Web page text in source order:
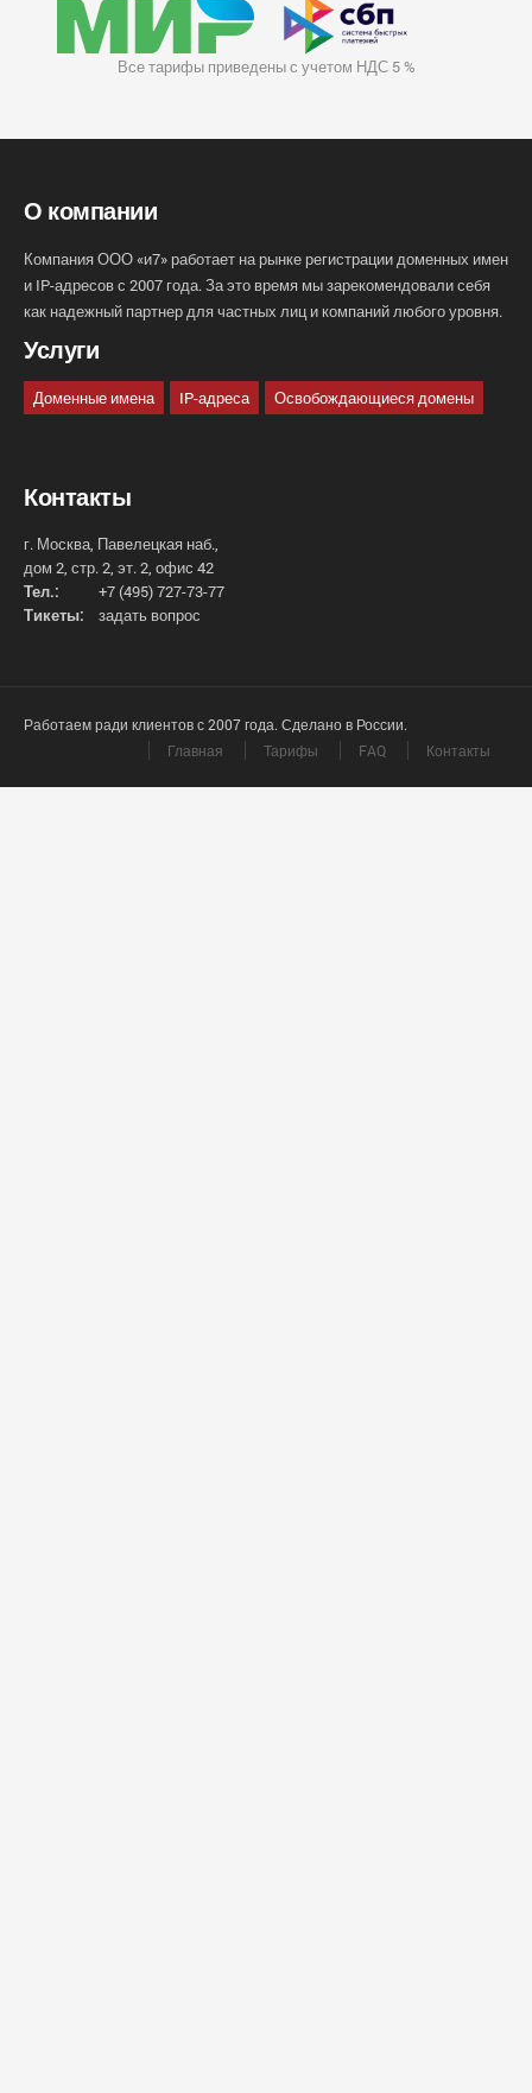
Все тарифы приведены с учетом НДС 5 %
О компании
Компания ООО «и7» работает на рынке регистрации доменных имен
и IP-адресов с 2007 года. За это время мы зарекомендовали себя
как надежный партнер для частных лиц и компаний любого уровня.
Услуги
Доменные имена IP-адреса Освобождающиеся домены
Контакты
г. Москва, Павелецкая наб.,
дом 2, стр. 2, эт. 2, офис 42
Тел.:
+7 (495) 727-73-77
Тикеты:
задать вопрос
Работаем ради клиентов с 2007 года. Сделано в России.
Главная
Тарифы FAQ Контакты